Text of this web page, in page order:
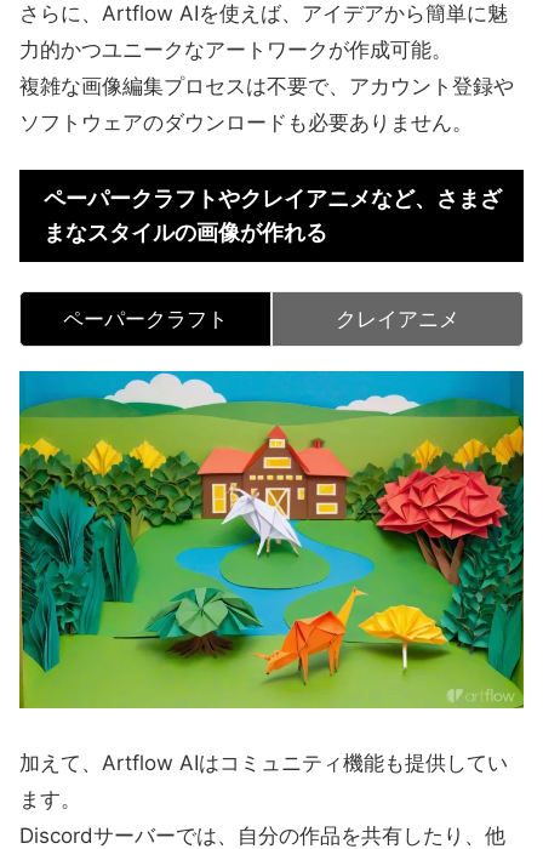
さらに、Artflow AIを使えば、アイデアから簡単に魅
力的かつユニークなアートワークが作成可能。
複雑な画像編集プロセスは不要で、アカウント登録や
ソフトウェアのダウンロードも必要ありません。
ペーパークラフトやクレイアニメなど、さまざ
まなスタイルの画像が作れる
ペーパークラフト クレイアニメ
加えて、Artflow AIはコミュニティ機能も提供してい
ます。
Discordサーバーでは、自分の作品を共有したり、他